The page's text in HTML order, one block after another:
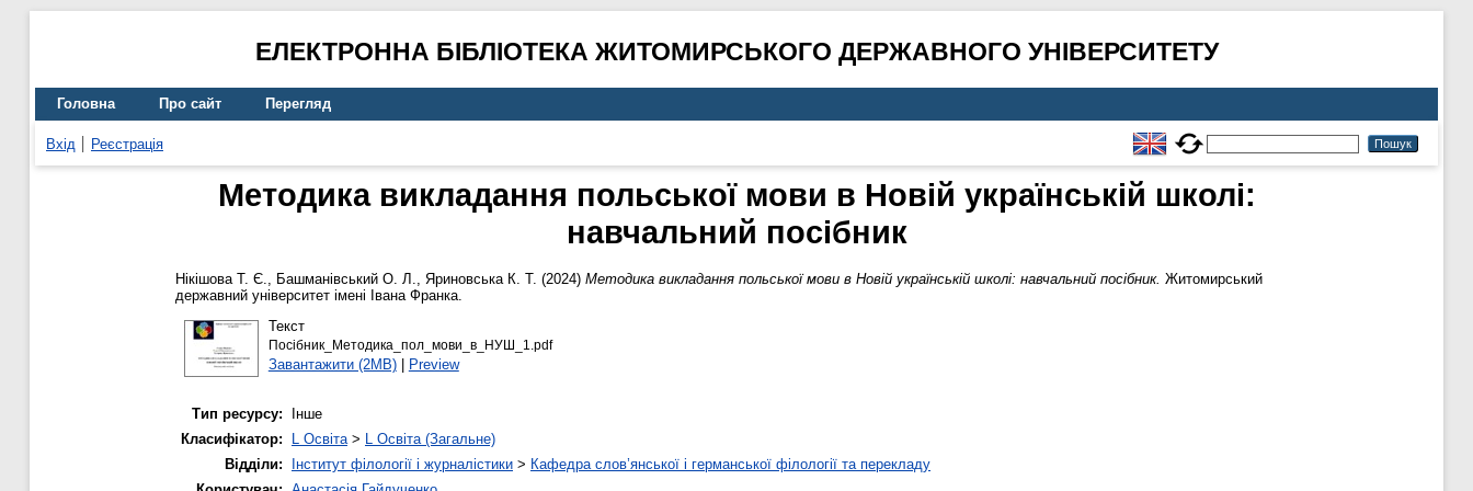
ЕЛЕКТРОННА БІБЛІОТЕКА ЖИТОМИРСЬКОГО ДЕРЖАВНОГО УНІВЕРСИТЕТУ
Головна Про сайт Перегляд
Вхід Реєстрація
Методика викладання польської мови в Новій українській школі:
навчальний посібник
Нікішова Т. Є., Башманівський О. Л., Яриновська К. Т. (2024) Методика викладання польської мови в Новій українській школі: навчальний посібник. Житомирський
державний університет імені Івана Франка.
Текст
Посібник_Методика_пол_мови_в_НУШ_1.pdf
Завантажити (2MB)| Preview
Тип ресурсу:
Інше
Класифікатор:
L Освіта> L Освіта (Загальне)
Відділи:
Інститут філології і журналістики > Кафедра слов’янської і германської філології та перекладу